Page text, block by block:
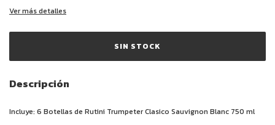
Ver más detalles
Descripción
Incluye: 6 Botellas de Rutini Trumpeter Clasico Sauvignon Blanc 750 ml